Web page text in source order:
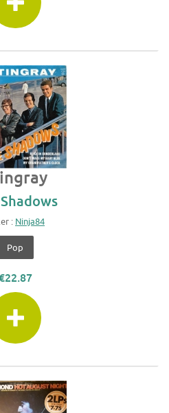
: Ninja84
Pop